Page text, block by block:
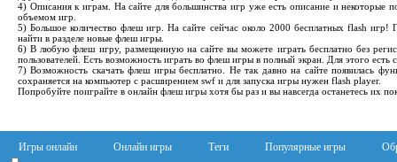
4) Описания к играм. На сайте для большинства игр уже есть описание и
объемом игр.
5) Большое количество флеш игр. На сайте сейчас около 2000 бесплатных flash
найти в разделе новые флеш игры.
6) В любую флеш игру, размещенную на сайте вы можете играть бесплатно без
пользователей. Есть возможность играть во флеш игры в полный экран. Для этого
7) Возможность скачать флеш игры бесплатно. Не так давно на сайте появилась
сохраняется на компьютер с расширением swf и для запуска игры нужен flash player.
Попробуйте поиграйте в онлайн флеш игры хотя бы раз и вы навсегда останетесь их
Игры онлайн Онлайн игры Теги Популярные игры